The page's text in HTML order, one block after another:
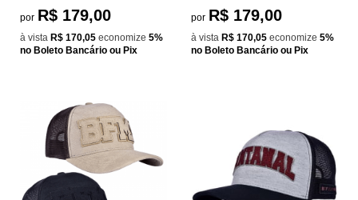
por R$ 179,00
à vista R$ 170,05 economize 5%
no Boleto Bancário ou Pix
por R$ 179,00
à vista R$ 170,05 economize 5%
no Boleto Bancário ou Pix